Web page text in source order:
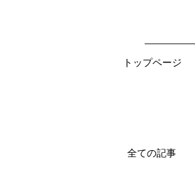
トップページ
全ての記事